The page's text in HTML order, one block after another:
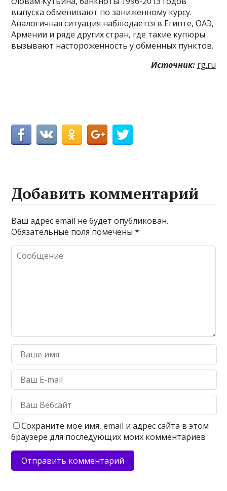
выпуска обменивают по заниженному курсу.
Аналогичная ситуация наблюдается в Египте, ОАЭ,
Армении и ряде других стран, где такие купюры
вызывают настороженность у обменных пунктов.
Источник: rg.ru
Добавить комментарий
Ваш адрес email не будет опубликован.
Обязательные поля помечены*
Сохраните моё имя, email и адрес сайта в этом
браузере для последующих моих комментариев